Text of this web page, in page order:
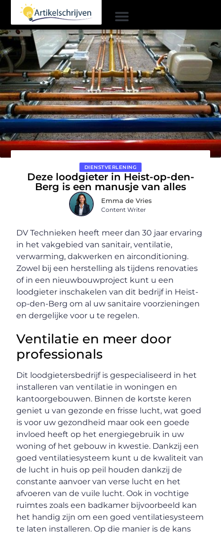
DIENSTVERLENING
Deze loodgieter in Heist-op-den-
Berg is een manusje van alles
Emma de Vries
Content Writer
DV Technieken heeft meer dan 30 jaar ervaring
in het vakgebied van sanitair, ventilatie,
verwarming, dakwerken en airconditioning.
Zowel bij een herstelling als tijdens renovaties
of in een nieuwbouwproject kunt u een
loodgieter inschakelen van dit bedrijf in Heist-
op-den-Berg om al uw sanitaire voorzieningen
en dergelijke voor u te regelen.
Ventilatie en meer door
professionals
Dit loodgietersbedrijf is gespecialiseerd in het
installeren van ventilatie in woningen en
kantoorgebouwen. Binnen de kortste keren
geniet u van gezonde en frisse lucht, wat goed
is voor uw gezondheid maar ook een goede
invloed heeft op het energiegebruik in uw
woning of het gebouw in kwestie. Dankzij een
goed ventilatiesysteem kunt u de kwaliteit van
de lucht in huis op peil houden dankzij de
constante aanvoer van verse lucht en het
afvoeren van de vuile lucht. Ook in vochtige
ruimtes zoals een badkamer bijvoorbeeld kan
het handig zijn om een goed ventilatiesysteem
te laten installeren. Op die manier is de kans